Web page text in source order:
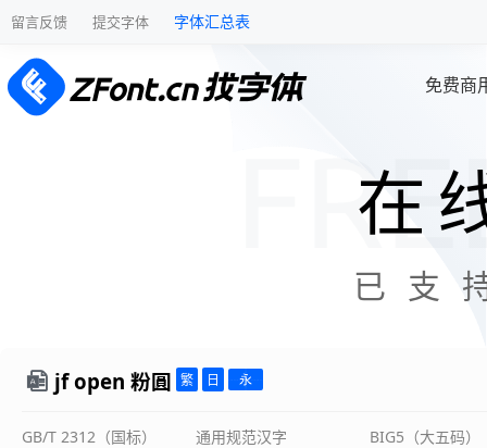
留言反馈 提交字体 字体汇总表
免费商
在
已支
jf open 粉圓
GB/T 2312（国标）
通用规范汉字
BIG5（大五码）